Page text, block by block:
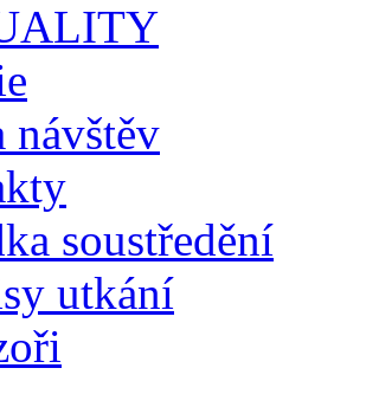
návštěv
soustředění
utkání